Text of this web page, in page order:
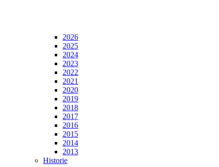
2026
2025
2024
2023
2022
2021
2020
2019
2018
2017
2016
2015
2014
2013
Historie